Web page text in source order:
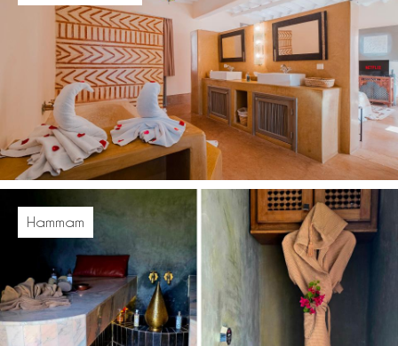
Hammam